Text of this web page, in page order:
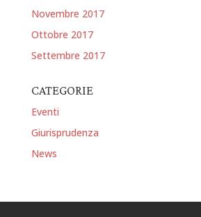
Novembre 2017
Ottobre 2017
Settembre 2017
CATEGORIE
Eventi
Giurisprudenza
News